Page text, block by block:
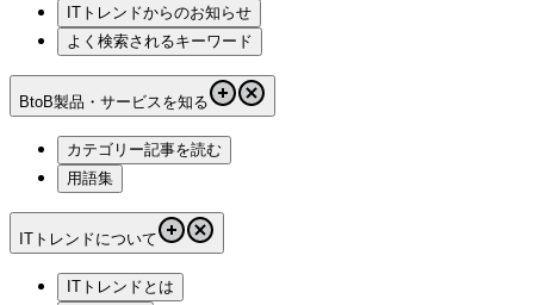
ITトレンドからのお知らせ
よく検索されるキーワード
BtoB製品・サービスを知る
カテゴリー記事を読む
用語集
ITトレンドについて
ITトレンドとは